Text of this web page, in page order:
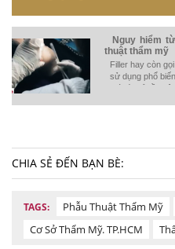
Nguy hiểm
thuật thẩm mỹ
Filler hay còn
sử dụng phổ
má vì chỉ cần
CHIA SẺ ĐẾN BẠN BÈ:
TAGS: Phẫu Thuật Thẩm Mỹ
Cơ Sở Thẩm Mỹ. TP.HCM